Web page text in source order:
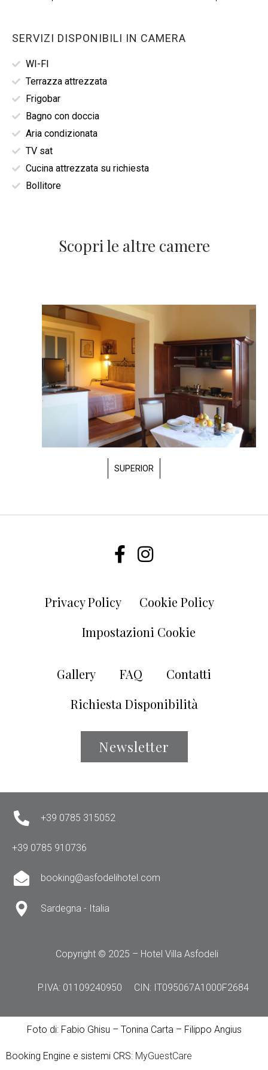
SERVIZI DISPONIBILI IN CAMERA
WI-FI
Terrazza attrezzata
Frigobar
Bagno con doccia
Aria condizionata
TV sat
Cucina attrezzata su richiesta
Bollitore
Scopri le altre camere
DELUXE
Privacy Policy
Cookie Policy
Impostazioni Cookie
Gallery FAQ
Contatti
Richiesta Disponibilità
Newsletter
Copyright © 2025 – Hotel Villa Asfodeli
P.IVA: 01109240950 CIN: IT095067A1000F2684
+39 0785 315052
+39 0785 910736
booking@asfodelihotel.com
Sardegna - Italia
Foto di: Fabio Ghisu – Tonina Carta – Filippo Angius
Booking Engine e sistemi CRS: MyGuestCare